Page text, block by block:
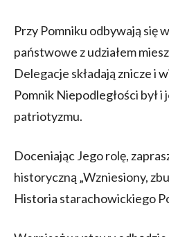
Przy Pomniku odbywają się
państwowe z udziałem
Delegacje składają znicze i
Pomnik Niepodległości był
patriotyzmu.
Doceniając Jego rolę,
historyczną „Wzniesiony,
Historia starachowickiego